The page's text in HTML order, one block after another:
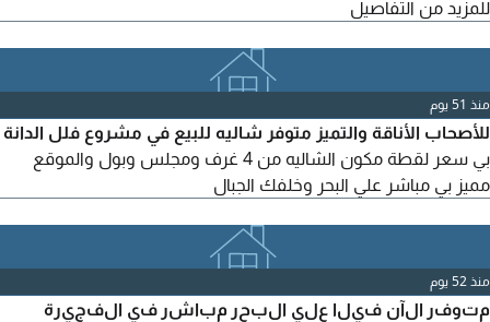
للمزيد من التفاصيل
منذ 51 يوم
للأصحاب الأناقة والتميز متوفر شاليه للبيع في مشروع فلل الدانة
بي سعر لقطة مكون الشاليه من 4 غرف ومجلس وبول والموقع
مميز بي مباشر علي البحر وخلفك الجبال
منذ 52 يوم
متوفر الآن فيلا علي البحر مباشر في الفجيرة